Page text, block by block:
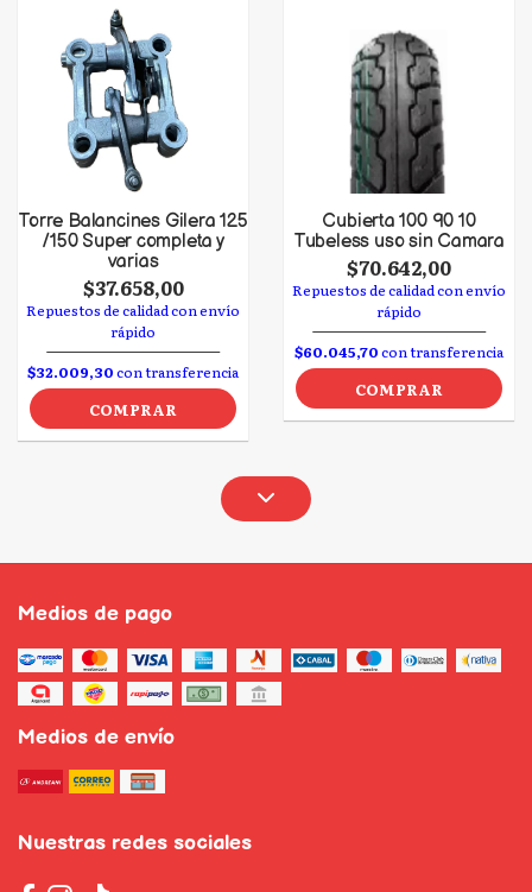
Torre Balancines Gilera 125
/150 Super completa y
varias
$37.658,00
Repuestos de calidad con envío
rápido
$32.009,30con transferencia
COMPRAR
Cubierta 100 90 10
Tubeless uso sin Camara
$70.642,00
Repuestos de calidad con envío
rápido
$60.045,70con transferencia
COMPRAR
Medios de pago
Medios de envío
Nuestras redes sociales